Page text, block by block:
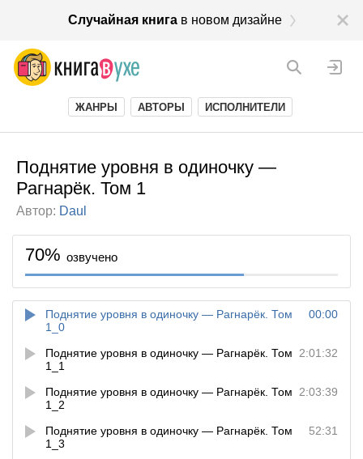
Случайная книгав новом дизайне
ЖАНРЫ АВТОРЫ ИСПОЛНИТЕЛИ
Поднятие уровня в одиночку —
Рагнарёк. Том 1
Автор: Daul
70% озвучено
00:00
Поднятие уровня в одиночку — Рагнарёк. Том
1_0
2:01:32
Поднятие уровня в одиночку — Рагнарёк. Том
1_1
2:03:39
Поднятие уровня в одиночку — Рагнарёк. Том
1_2
52:31
Поднятие уровня в одиночку — Рагнарёк. Том
1_3